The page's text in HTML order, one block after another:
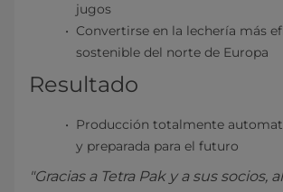
jugos
Convertirse en la lechería más
sostenible del norte de Europa
Resultado
Producción totalmente
y preparada para el futuro
"Gracias a Tetra Pak y a sus socios,